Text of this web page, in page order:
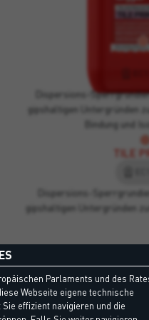
TILE
Dispersions-
gipshaltigen Untergründen
TILE
Dispersions-
gipshaltigen Untergründen
Bindung und
Parlaments und des
Webseite eigene technische
effizient navigieren und die